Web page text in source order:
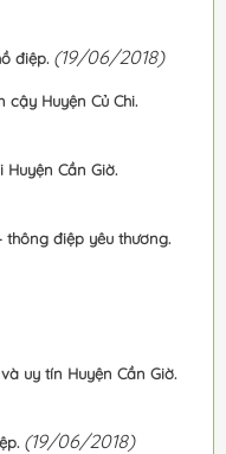
điệp. (19/06/2018)
Huyện Củ Chi.
Cần Giờ.
thông điệp yêu thương.
uy tín Huyện Cần Giờ.
(19/06/2018)